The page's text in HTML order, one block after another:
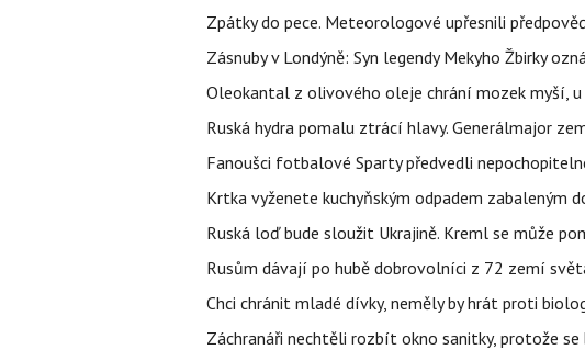
Zpátky do pece. Meteorologové upřesnili
Zásnuby v Londýně: Syn legendy Mekyho Žbirky
Oleokantal z olivového oleje chrání mozek myší,
Ruská hydra pomalu ztrácí hlavy. Generálmajor
Fanoušci fotbalové Sparty předvedli
Krtka vyženete kuchyňským odpadem zabaleným
Ruská loď bude sloužit Ukrajině. Kreml se může
Rusům dávají po hubě dobrovolníci z 72 zemí
Chci chránit mladé dívky, neměly by hrát proti
Záchranáři nechtěli rozbít okno sanitky, protože